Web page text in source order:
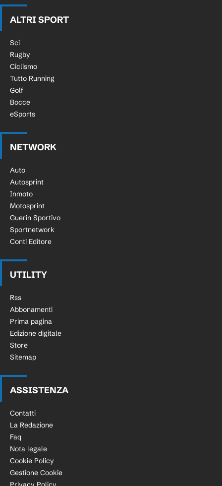
ALTRI SPORT
Sci
Rugby
Ciclismo
Tutto Running
Golf
Bocce
eSports
NETWORK
Auto
Autosprint
Inmoto
Motosprint
Guerin Sportivo
Sportnetwork
Conti Editore
UTILITY
Rss
Abbonamenti
Prima pagina
Edizione digitale
Store
Sitemap
ASSISTENZA
Contatti
La Redazione
Faq
Nota legale
Cookie Policy
Gestione Cookie